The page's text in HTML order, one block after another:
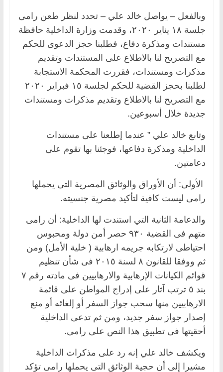
وبالفعل – يواصل خالد علي – تحدد لنظر طعن رامى
جلسة ١٨ يناير ٢٠٢٠، وقدمت وزارة الداخلية حافظة
مستندات ومذكرة دفاع، فطلبنا حجز الدعوى للحكم
مع التصريح لنا بالاطلاع على المستندات وتقديم
مذكرات ومستندات، فقررت المحكمة الاستجابة
لطلبنا بحجز القضية للحكم لجلسة ١٥ فبراير ٢٠٢٠
مع التصريح لنا بالاطلاع وتقديم مذكرات ومستندات
جديدة خلال أسبوعين.
وتابع خالد علي ” عندما إطلعنا على مستندات
الداخلية ومذكرة دفاعها، فوجئنا بها تقوم على
دعامتين.
الأولى: أن الأوراق والوثائق المصرية التى يحملها
رامى ليست كافية لتأكيد مصرية جنسيته.
والدعامة الثانية التي استندت لها الداخلية: أن رامى
متهم فى القضية ٩٣٠ حصر أمن دولة ومحبوس
احتياطى لارتكابه جريمه ارهابية ( خلية الأمل) ومن
ثم ووفقا للقانون ٨ لسنة ٢٠١٥ فى شأن تنظيم
قوائم الكيانات الإرهابية والارهابيين فى مادته رقم ٧
بند ٥ ترتب آثار على إدراج المواطن على قائمة
الارهابيين منها سحب جواز السفر أو إلغائه أو منع
إصدار جواز سفر جديد، ومن ثم تدعى الداخلية
أحقيتها فى تطبيق هذا النص على رامى.
ويكشف خالد علي إنه رد على مذكرات الداخلية
مشيرا إلى أن حجية الوثائق التى يحملها رامى تؤكد